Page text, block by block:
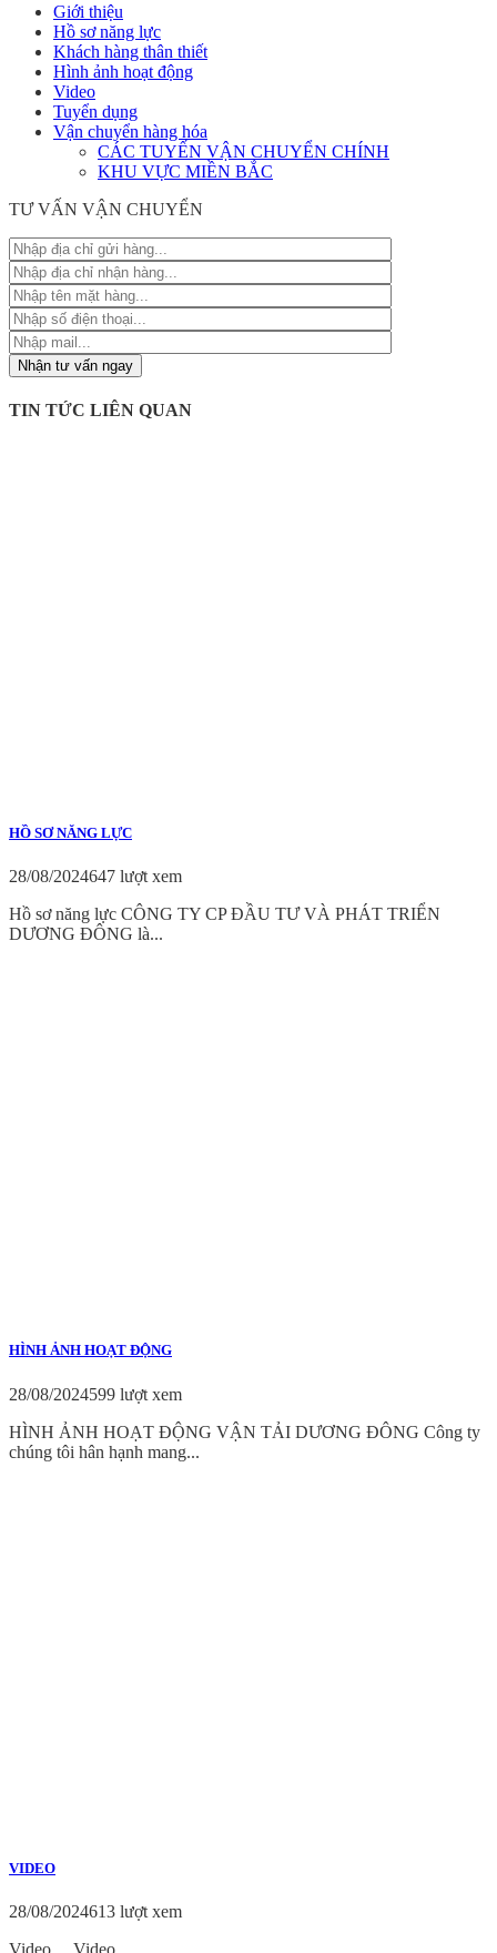
Giới thiệu
Hồ sơ năng lực
Khách hàng thân thiết
Hình ảnh hoạt động
Video
Tuyển dụng
Vận chuyển hàng hóa
CÁC TUYẾN VẬN CHUYỂN CHÍNH
KHU VỰC MIỀN BẮC
TƯ VẤN VẬN CHUYỂN
TIN TỨC LIÊN QUAN
HỒ SƠ NĂNG LỰC
28/08/2024647 lượt xem
Hồ sơ năng lực CÔNG TY CP ĐẦU TƯ VÀ PHÁT TRIỂN
DƯƠNG ĐÔNG là...
HÌNH ẢNH HOẠT ĐỘNG
28/08/2024599 lượt xem
HÌNH ẢNH HOẠT ĐỘNG VẬN TẢI DƯƠNG ĐÔNG Công ty
chúng tôi hân hạnh mang...
VIDEO
28/08/2024613 lượt xem